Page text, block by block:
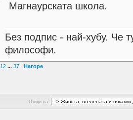
Магнаурската школа.
Без подпис - най-хубу. Че
философи.
12 ... 37 Нагоре
Отиди на: